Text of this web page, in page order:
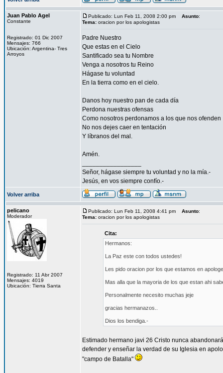
Juan Pablo Agel
Constante
Registrado: 01 Dic 2007
Mensajes: 766
Ubicación: Argentina- Tres
Arroyos
Publicado: Lun Feb 11, 2008 2:00 pm Asunto:
Tema: oracion por los apologistas
Padre Nuestro
Que estas en el Cielo
Santificado sea tu Nombre
Venga a nosotros tu Reino
Hágase tu voluntad
En la tierra como en el cielo.
Danos hoy nuestro pan de cada día
Perdona nuestras ofensas
Como nosotros perdonamos a los que nos ofenden
No nos dejes caer en tentación
Y líbranos del mal.
Amén.
Señor, hágase siempre tu voluntad y no la mía.-
Jesús, en vos siempre confío.-
Volver arriba
pelicano
Moderador
Registrado: 11 Abr 2007
Mensajes: 4019
Ubicación: Tierra Santa
Publicado: Lun Feb 11, 2008 4:41 pm Asunto:
Tema: oracion por los apologistas
Cita:
Hermanos:
La Paz este con todos ustedes!
Les pido oracion por los que estamos en
Mas alla que la mayoria de los que estan ahi
Personalmente necesito muchas jeje
gracias hermanazos..
Dios los bendiga.-
Estimado hermano javi 26 Cristo nunca
defender y enseñar la verdad de su Iglesia en
"campo de Batalla"